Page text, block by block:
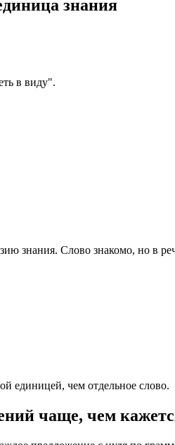
знания
в виду".
знания. Слово знакомо, но в
единицей, чем отдельное слово.
чаще, чем